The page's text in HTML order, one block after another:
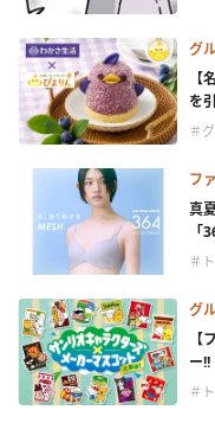
グ
を
＃
フ
真
「
＃
グ
ー
＃